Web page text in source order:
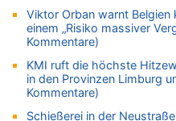
Kollision zwischen
07.08.2026 - 14:35 von
In Belgien missachten zwei
Tempolimit in 30er-Zonen –
07.08.2026 - 14:33 von
Offiziell: Van Bommel wird
Viktor Orban warnt
einem „Risiko massiver
Kommentare)
KMI ruft die höchste
in den Provinzen Limburg
Kommentare)
Schießerei in der